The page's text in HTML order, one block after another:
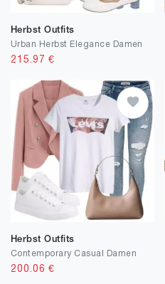
Herbst Outfits
Urban Herbst Elegance Damen
215.97 €
Herbst Outfits
Contemporary Casual Damen
200.06 €